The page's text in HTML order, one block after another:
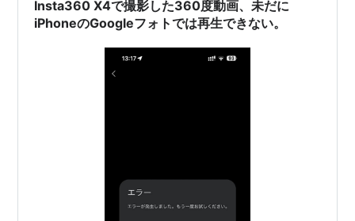
六本木ヒルズと麻布台ヒルズに挟まれ…
Insta360 X4で撮影した360度動画、未だに
iPhoneのGoogleフォトでは再生できない。